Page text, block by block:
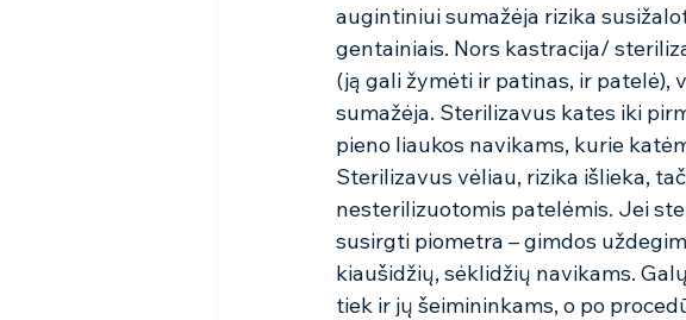
augintiniui sumažėja rizika
gentainiais. Nors kastracija/
(ją gali žymėti ir patinas, ir
sumažėja. Sterilizavus kates iki
pieno liaukos navikams, kurie
Sterilizavus vėliau, rizika išlieka,
nesterilizuotomis patelėmis. Jei
susirgti piometra – gimdos
kiaušidžių, sėklidžių navikams.
tiek ir jų šeimininkams, o po